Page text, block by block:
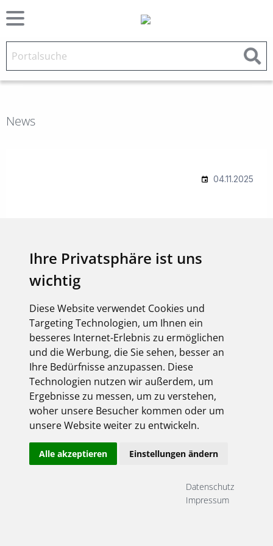
Ihre Privatsphäre ist uns
wichtig
Diese Website verwendet Cookies und
Targeting Technologien, um Ihnen ein
besseres Internet-Erlebnis zu ermöglichen
und die Werbung, die Sie sehen, besser an
Ihre Bedürfnisse anzupassen. Diese
Technologien nutzen wir außerdem, um
Ergebnisse zu messen, um zu verstehen,
woher unsere Besucher kommen oder um
unsere Website weiter zu entwickeln.
Alle akzeptieren Einstellungen ändern
Datenschutz
Impressum
News